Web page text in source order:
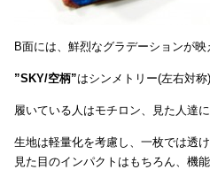
B面には、鮮烈なグラデーションが映
”SKY/空柄”はシンメトリー(左右対
履いている人はモチロン、見た人達
生地は軽量化を考慮し、一枚では透
見た目のインパクトはもちろん、機